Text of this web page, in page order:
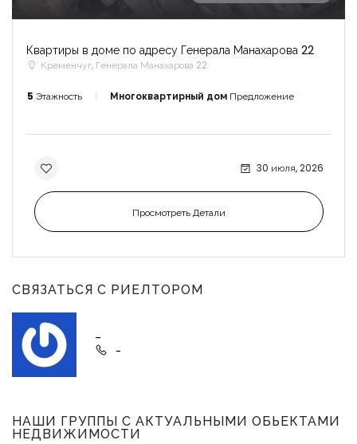
Квартиры в доме по адресу Генерала Манахарова 22
Кременчуг, Генерала Манахарова 22
5 Этажность Многоквартирный дом Предложение
30 июля, 2026
Просмотреть Детали
СВЯЗАТЬСЯ С РИЕЛТОРОМ
-
-
НАШИ ГРУППЫ С АКТУАЛЬНЫМИ ОБЬЕКТАМИ
НЕДВИЖИМОСТИ